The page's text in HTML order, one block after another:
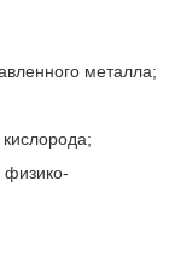
металла;